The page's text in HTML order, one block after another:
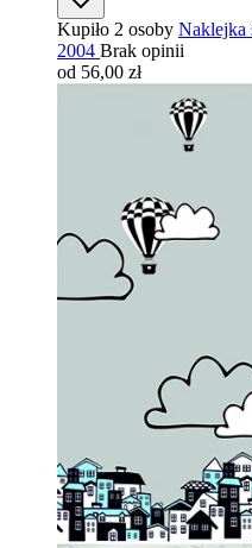
Kupiło 2 osoby Naklejka
2004 Brak opinii
od 56,00 zł